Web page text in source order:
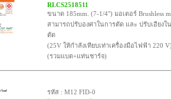
RLCS2518511
ขนาด 185mm. (7-1/4") มอเตอร์ Brushless
สามารถปรับองศาในการตัด และ ปรับเอียงใ
ตัด
(25V ให้กำลังเทียบเท่าเครื่องมือไฟฟ้า 220 V)
(รวมแบต+แท่นชาร์จ)
รหัส : M12 FID-0